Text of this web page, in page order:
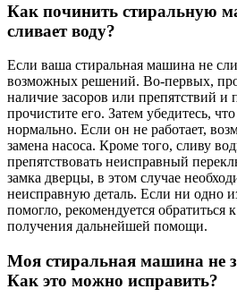
Как починить стиральную
сливает воду?
Если ваша стиральная машина не
возможных решений. Во-первых,
наличие засоров или препятствий и
прочистите его. Затем убедитесь,
нормально. Если он не работает,
замена насоса. Кроме того, сливу
препятствовать неисправный
замка дверцы, в этом случае
неисправную деталь. Если ни одно
помогло, рекомендуется обратиться
получения дальнейшей помощи.
Моя стиральная машина не
Как это можно исправить?